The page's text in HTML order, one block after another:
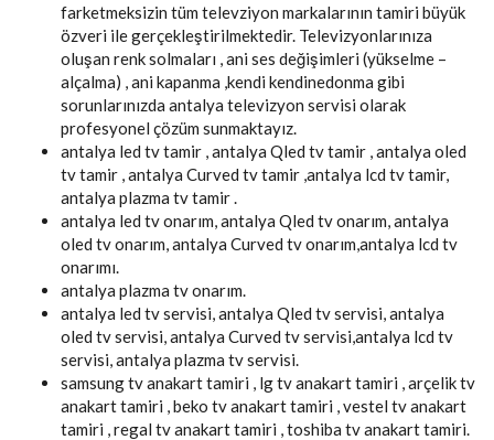
farketmeksizin tüm televziyon markalarının tamiri büyük
özveri ile gerçekleştirilmektedir. Televizyonlarınıza
oluşan renk solmaları , ani ses değişimleri (yükselme –
alçalma) , ani kapanma ,kendi kendinedonma gibi
sorunlarınızda antalya televizyon servisi olarak
profesyonel çözüm sunmaktayız.
antalya led tv tamir , antalya Qled tv tamir , antalya oled
tv tamir , antalya Curved tv tamir ,antalya lcd tv tamir,
antalya plazma tv tamir .
antalya led tv onarım, antalya Qled tv onarım, antalya
oled tv onarım, antalya Curved tv onarım,antalya lcd tv
onarımı.
antalya plazma tv onarım.
antalya led tv servisi, antalya Qled tv servisi, antalya
oled tv servisi, antalya Curved tv servisi,antalya lcd tv
servisi, antalya plazma tv servisi.
samsung tv anakart tamiri , lg tv anakart tamiri , arçelik tv
anakart tamiri , beko tv anakart tamiri , vestel tv anakart
tamiri , regal tv anakart tamiri , toshiba tv anakart tamiri.